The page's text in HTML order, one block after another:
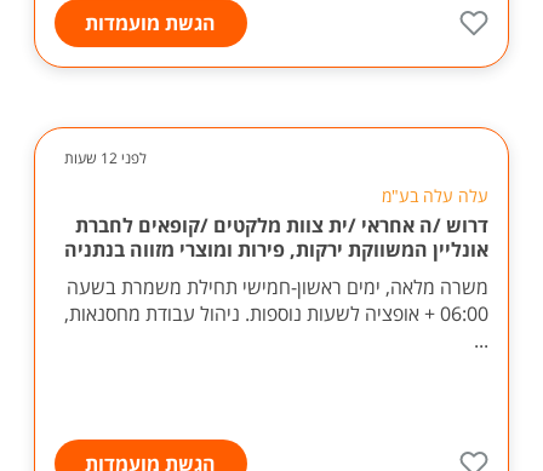
הגשת מועמדות
לפני 12 שעות
עלה עלה בע"מ
דרוש /ה אחראי /ית צוות מלקטים /קופאים לחברת
אונליין המשווקת ירקות, פירות ומוצרי מזווה בנתניה
משרה מלאה, ימים ראשון-חמישי תחילת משמרת בשעה
06:00 + אופציה לשעות נוספות. ניהול עבודת מחסנאות,
...
הגשת מועמדות